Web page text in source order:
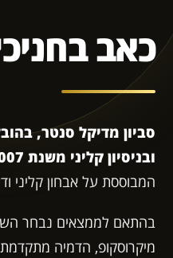
כאב
סביון מדיקל סנטר,
ובניסיון קליני משנת 2007,
המבוססת על אבחון קליני
בהתאם לממצאים נבחר
מיקרוסקופ, הדמיה